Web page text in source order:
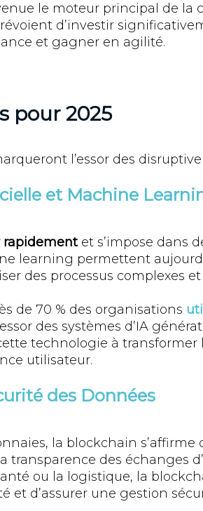
le moteur principal de la
d’investir
et gagner en agilité.
pour 2025
l’essor des
et Machine
rapidementet s’impose dans
learning permettent
des processus complexes
de 70 % des organisations
des systèmes d’IA
technologie à
utilisateur.
des Données
la blockchain
transparence des échanges
ou la logistique, la
et d’assurer une gestion